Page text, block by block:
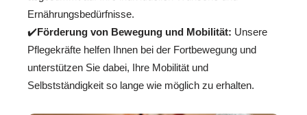
Ernährungsbedürfnisse.
✔️Förderung von Bewegung und Mobilität: Unsere
Pflegekräfte helfen Ihnen bei der Fortbewegung und
unterstützen Sie dabei, Ihre Mobilität und
Selbstständigkeit so lange wie möglich zu erhalten.